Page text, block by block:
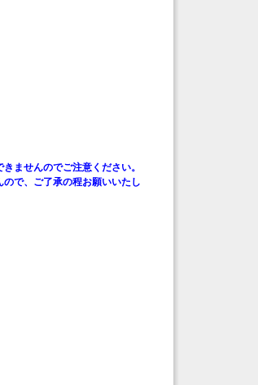
ませんのでご注意ください。
で、ご了承の程お願いいたし